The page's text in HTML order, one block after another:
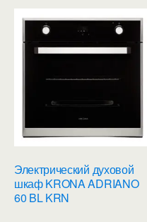
Электрический духовой
шкаф KRONA ADRIANO
60 BL KRN